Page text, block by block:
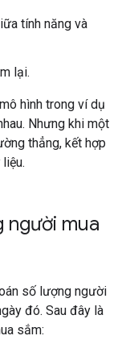
tính năng và
lại.
hình trong ví dụ
Nhưng khi một
thẳng, kết hợp
người mua
số lượng người
đó. Sau đây là
sắm: